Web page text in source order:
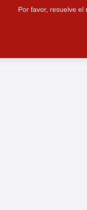
Por favor, resuelve